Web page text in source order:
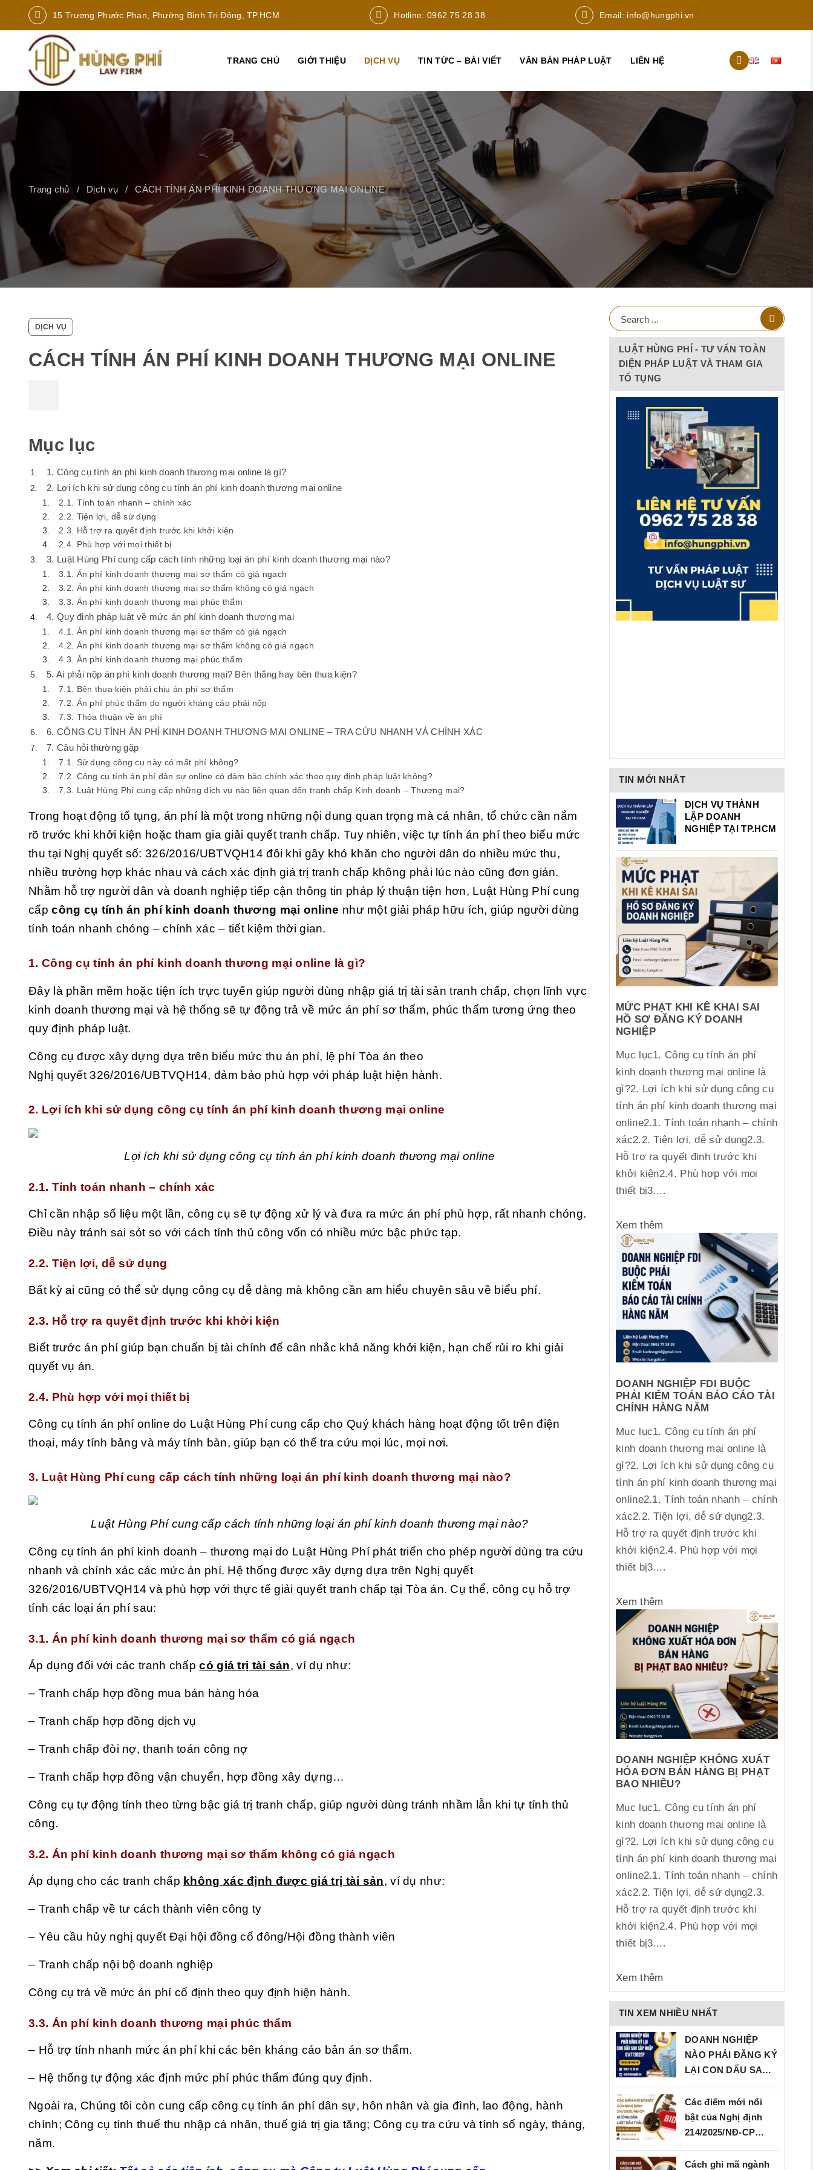
15 Trương Phước Phan, Phường Bình Trị Đông, TP.HCM Hotline: 0962 75 28 38 Email: info@hungphi.vn
TRANG CHỦ GIỚI THIỆU DỊCH VỤ TIN TỨC – BÀI VIẾT VĂN BẢN PHÁP LUẬT LIÊN HỆ
Trang chủ Dịch vụ CÁCH TÍNH ÁN PHÍ KINH DOANH THƯƠNG MẠI ONLINE
DỊCH VỤ
CÁCH TÍNH ÁN PHÍ KINH DOANH THƯƠNG MẠI ONLINE
Mục lục
1. Công cụ tính án phí kinh doanh thương mại online là gì?
2. Lợi ích khi sử dụng công cụ tính án phí kinh doanh thương mại online
2.1. Tính toán nhanh – chính xác
2.2. Tiện lợi, dễ sử dụng
2.3. Hỗ trợ ra quyết định trước khi khởi kiện
2.4. Phù hợp với mọi thiết bị
3. Luật Hùng Phí cung cấp cách tính những loại án phí kinh doanh thương mại nào?
3.1. Án phí kinh doanh thương mại sơ thẩm có giá ngạch
3.2. Án phí kinh doanh thương mại sơ thẩm không có giá ngạch
3.3. Án phí kinh doanh thương mại phúc thẩm
4. Quy định pháp luật về mức án phí kinh doanh thương mại
4.1. Án phí kinh doanh thương mại sơ thẩm có giá ngạch
4.2. Án phí kinh doanh thương mại sơ thẩm không có giá ngạch
4.3. Án phí kinh doanh thương mại phúc thẩm
5. Ai phải nộp án phí kinh doanh thương mại? Bên thắng hay bên thua kiện?
7.1. Bên thua kiện phải chịu án phí sơ thẩm
7.2. Án phí phúc thẩm do người kháng cáo phải nộp
7.3. Thỏa thuận về án phí
6. CÔNG CỤ TÍNH ÁN PHÍ KINH DOANH THƯƠNG MẠI ONLINE – TRA CỨU NHANH VÀ CHÍNH XÁC
7. Câu hỏi thường gặp
7.1. Sử dụng công cụ này có mất phí không?
7.2. Công cụ tính án phí dân sự online có đảm bảo chính xác theo quy định pháp luật không?
7.3. Luật Hùng Phí cung cấp những dịch vụ nào liên quan đến tranh chấp Kinh doanh – Thương mại?
Trong hoạt động tố tụng, án phí là một trong những nội dung quan trọng mà cá nhân, tổ chức cần nắm
rõ trước khi khởi kiện hoặc tham gia giải quyết tranh chấp. Tuy nhiên, việc tự tính án phí theo biểu mức
thu tại Nghị quyết số: 326/2016/UBTVQH14 đôi khi gây khó khăn cho người dân do nhiều mức thu,
nhiều trường hợp khác nhau và cách xác định giá trị tranh chấp không phải lúc nào cũng đơn giản.
Nhằm hỗ trợ người dân và doanh nghiệp tiếp cận thông tin pháp lý thuận tiện hơn, Luật Hùng Phí cung
cấpcông cụ tính án phí kinh doanh thương mại online như một giải pháp hữu ích, giúp người dùng
tính toán nhanh chóng – chính xác – tiết kiệm thời gian.
1. Công cụ tính án phí kinh doanh thương mại online là gì?
Đây là phần mềm hoặc tiện ích trực tuyến giúp người dùng nhập giá trị tài sản tranh chấp, chọn lĩnh vực
kinh doanh thương mại và hệ thống sẽ tự động trả về mức án phí sơ thẩm, phúc thẩm tương ứng theo
quy định pháp luật.
Công cụ được xây dựng dựa trên biểu mức thu án phí, lệ phí Tòa án theo
Nghị quyết 326/2016/UBTVQH14, đảm bảo phù hợp với pháp luật hiện hành.
2. Lợi ích khi sử dụng công cụ tính án phí kinh doanh thương mại online
Lợi ích khi sử dụng công cụ tính án phí kinh doanh thương mại online
2.1. Tính toán nhanh – chính xác
Chỉ cần nhập số liệu một lần, công cụ sẽ tự động xử lý và đưa ra mức án phí phù hợp, rất nhanh chóng.
Điều này tránh sai sót so với cách tính thủ công vốn có nhiều mức bậc phức tạp.
2.2. Tiện lợi, dễ sử dụng
Bất kỳ ai cũng có thể sử dụng công cụ dễ dàng mà không cần am hiểu chuyên sâu về biểu phí.
2.3. Hỗ trợ ra quyết định trước khi khởi kiện
Biết trước án phí giúp bạn chuẩn bị tài chính để cân nhắc khả năng khởi kiện, hạn chế rủi ro khi giải
quyết vụ án.
2.4. Phù hợp với mọi thiết bị
Công cụ tính án phí online do Luật Hùng Phí cung cấp cho Quý khách hàng hoạt động tốt trên điện
thoại, máy tính bảng và máy tính bàn, giúp bạn có thể tra cứu mọi lúc, mọi nơi.
3. Luật Hùng Phí cung cấp cách tính những loại án phí kinh doanh thương mại nào?
Luật Hùng Phí cung cấp cách tính những loại án phí kinh doanh thương mại nào?
Công cụ tính án phí kinh doanh – thương mại do Luật Hùng Phí phát triển cho phép người dùng tra cứu
nhanh và chính xác các mức án phí. Hệ thống được xây dựng dựa trên Nghị quyết
326/2016/UBTVQH14 và phù hợp với thực tế giải quyết tranh chấp tại Tòa án. Cụ thể, công cụ hỗ trợ
tính các loại án phí sau:
3.1. Án phí kinh doanh thương mại sơ thẩm có giá ngạch
Áp dụng đối với các tranh chấpcó giá trị tài sản, ví dụ như:
– Tranh chấp hợp đồng mua bán hàng hóa
– Tranh chấp hợp đồng dịch vụ
– Tranh chấp đòi nợ, thanh toán công nợ
– Tranh chấp hợp đồng vận chuyển, hợp đồng xây dựng…
Công cụ tự động tính theo từng bậc giá trị tranh chấp, giúp người dùng tránh nhầm lẫn khi tự tính thủ
công.
3.2. Án phí kinh doanh thương mại sơ thẩm không có giá ngạch
Áp dụng cho các tranh chấp không xác định được giá trị tài sản, ví dụ như:
– Tranh chấp về tư cách thành viên công ty
– Yêu cầu hủy nghị quyết Đại hội đồng cổ đông/Hội đồng thành viên
– Tranh chấp nội bộ doanh nghiệp
Công cụ trả về mức án phí cố định theo quy định hiện hành.
3.3. Án phí kinh doanh thương mại phúc thẩm
– Hỗ trợ tính nhanh mức án phí khi các bên kháng cáo bản án sơ thẩm.
– Hệ thống tự động xác định mức phí phúc thẩm đúng quy định.
Ngoài ra, Chúng tôi còn cung cấp công cụ tính án phí dân sự, hôn nhân và gia đình, lao động, hành
chính; Công cụ tính thuế thu nhập cá nhân, thuế giá trị gia tăng; Công cụ tra cứu và tính số ngày, tháng,
năm.
LUẬT HÙNG PHÍ - TƯ VẤN TOÀN
DIỆN PHÁP LUẬT VÀ THAM GIA
TỐ TỤNG
TIN MỚI NHẤT
DỊCH VỤ THÀNH
LẬP DOANH
NGHIỆP TẠI TP.HCM
MỨC PHẠT KHI KÊ KHAI SAI
HỒ SƠ ĐĂNG KÝ DOANH
NGHIỆP
Mục lục1. Công cụ tính án phí
kinh doanh thương mại online là
gì?2. Lợi ích khi sử dụng công cụ
tính án phí kinh doanh thương mại
online2.1. Tính toán nhanh – chính
xác2.2. Tiện lợi, dễ sử dụng2.3.
Hỗ trợ ra quyết định trước khi
khởi kiện2.4. Phù hợp với mọi
thiết bị3....
Xem thêm
DOANH NGHIỆP FDI BUỘC
PHẢI KIỂM TOÁN BÁO CÁO TÀI
CHÍNH HÀNG NĂM
Mục lục1. Công cụ tính án phí
kinh doanh thương mại online là
gì?2. Lợi ích khi sử dụng công cụ
tính án phí kinh doanh thương mại
online2.1. Tính toán nhanh – chính
xác2.2. Tiện lợi, dễ sử dụng2.3.
Hỗ trợ ra quyết định trước khi
khởi kiện2.4. Phù hợp với mọi
thiết bị3....
Xem thêm
DOANH NGHIỆP KHÔNG XUẤT
HÓA ĐƠN BÁN HÀNG BỊ PHẠT
BAO NHIÊU?
Mục lục1. Công cụ tính án phí
kinh doanh thương mại online là
gì?2. Lợi ích khi sử dụng công cụ
tính án phí kinh doanh thương mại
online2.1. Tính toán nhanh – chính
xác2.2. Tiện lợi, dễ sử dụng2.3.
Hỗ trợ ra quyết định trước khi
khởi kiện2.4. Phù hợp với mọi
thiết bị3....
Xem thêm
TIN XEM NHIỀU NHẤT
DOANH NGHIỆP
NÀO PHẢI ĐĂNG KÝ
LẠI CON DẤU SAU
Các điểm mới nổi
bật của Nghị định
214/2025/NĐ‑CP…
Cách ghi mã ngành